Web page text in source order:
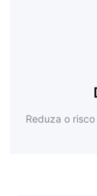
Reduza o